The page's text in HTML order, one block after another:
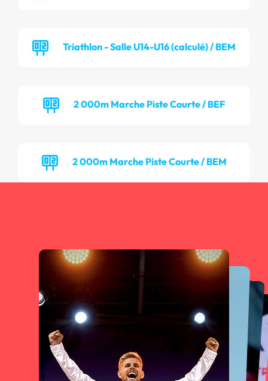
Triathlon - Salle U14-U16 (calculé) / BEM
2 000m Marche Piste Courte / BEF
2 000m Marche Piste Courte / BEM